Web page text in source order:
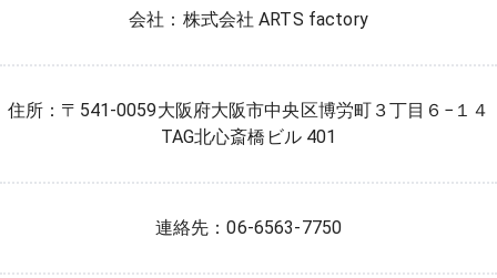
会社：株式会社 ARTS factory
住所：〒541-0059大阪府大阪市中央区博労町３丁目６−１４
TAG北心斎橋ビル 401
連絡先：06-6563-7750